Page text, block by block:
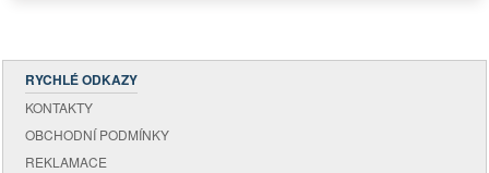
RYCHLÉ ODKAZY
KONTAKTY
OBCHODNÍ PODMÍNKY
REKLAMACE